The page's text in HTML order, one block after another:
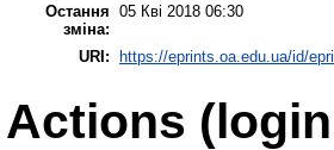
Остання
зміна:
05 Кві 2018 06:30
URI: https://eprints.oa.edu.ua/id/
Actions